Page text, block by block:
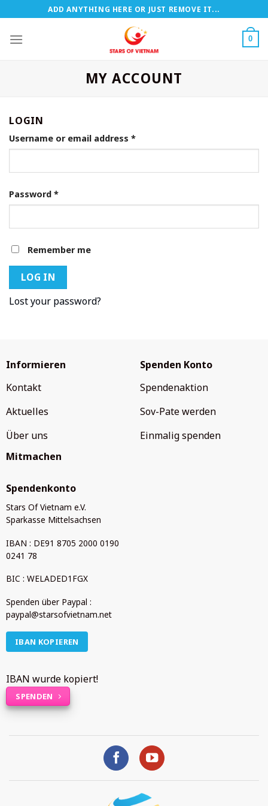
Inhalt
springen
ADD ANYTHING HERE OR JUST REMOVE IT...
0
MY ACCOUNT
LOGIN
Username or email address *
Password *
Remember me
LOG IN
Lost your password?
Informieren
Kontakt
Aktuelles
Über uns
Mitmachen
Spenden Konto
Spendenaktion
Sov-Pate werden
Einmalig spenden
Spendenkonto
Stars Of Vietnam e.V.
Sparkasse Mittelsachsen
IBAN : DE91 8705 2000 0190
0241 78
BIC : WELADED1FGX
Spenden über Paypal :
paypal@starsofvietnam.net
IBAN KOPIEREN
IBAN wurde kopiert!
SPENDEN